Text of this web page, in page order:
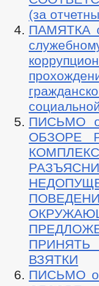
БЮДЖЕТ
БЮДЖЕТ
ОТЧЕТ
МУНИЦИПАЛЬНЫЕ УСЛУГИ
ПРИЕМ ГРАЖДАН
(за
ПАМЯТКА
ПИСЬМО
ОБЗОРЕ
ВЗЯТКИ
ПИСЬМО